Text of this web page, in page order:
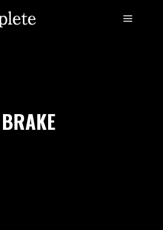
BRAKE